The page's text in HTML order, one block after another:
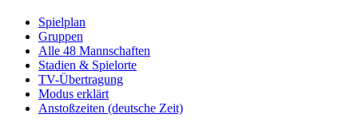
Spielplan
Gruppen
Alle 48 Mannschaften
Stadien & Spielorte
TV-Übertragung
Modus erklärt
Anstoßzeiten (deutsche Zeit)